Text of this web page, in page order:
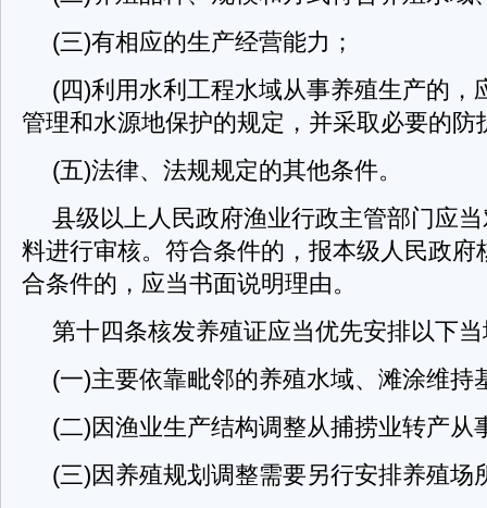
(三)有相应的生产经营能力；
(四)利用水利工程水域从事养殖生产的，
管理和水源地保护的规定，并采取必要的防
(五)法律、法规规定的其他条件。
县级以上人民政府渔业行政主管部门应
料进行审核。符合条件的，报本级人民政府
合条件的，应当书面说明理由。
第十四条核发养殖证应当优先安排以下
(一)主要依靠毗邻的养殖水域、滩涂维持
(二)因渔业生产结构调整从捕捞业转产从
(三)因养殖规划调整需要另行安排养殖场